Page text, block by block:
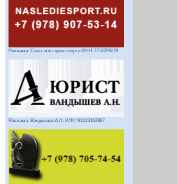
Реклама: Союз мастеров спорта ИНН 7718289279
Реклама: Вандышев А.Н. ИНН 911113162887